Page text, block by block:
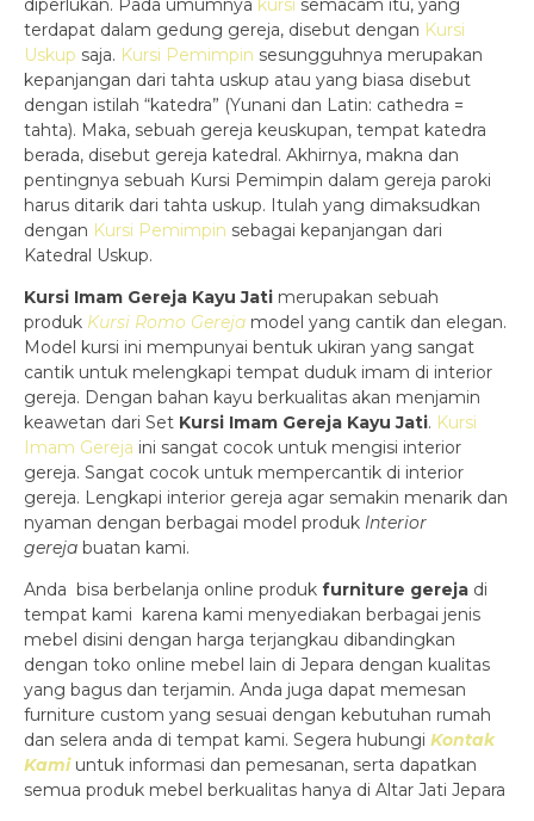
diperlukan. Pada umumnya kursi semacam itu, yang
terdapat dalam gedung gereja, disebut dengan Kursi
Uskup saja. Kursi Pemimpin sesungguhnya merupakan
kepanjangan dari tahta uskup atau yang biasa disebut
dengan istilah “katedra” (Yunani dan Latin: cathedra =
tahta). Maka, sebuah gereja keuskupan, tempat katedra
berada, disebut gereja katedral. Akhirnya, makna dan
pentingnya sebuah Kursi Pemimpin dalam gereja paroki
harus ditarik dari tahta uskup. Itulah yang dimaksudkan
dengan Kursi Pemimpin sebagai kepanjangan dari
Katedral Uskup.
Kursi Imam Gereja Kayu Jati merupakan sebuah
produk Kursi Romo Gereja model yang cantik dan elegan.
Model kursi ini mempunyai bentuk ukiran yang sangat
cantik untuk melengkapi tempat duduk imam di interior
gereja. Dengan bahan kayu berkualitas akan menjamin
keawetan dari Set Kursi Imam Gereja Kayu Jati. Kursi
Imam Gereja ini sangat cocok untuk mengisi interior
gereja. Sangat cocok untuk mempercantik di interior
gereja. Lengkapi interior gereja agar semakin menarik dan
nyaman dengan berbagai model produk Interior
gereja buatan kami.
Anda bisa berbelanja online produk furniture gereja di
tempat kami karena kami menyediakan berbagai jenis
mebel disini dengan harga terjangkau dibandingkan
dengan toko online mebel lain di Jepara dengan kualitas
yang bagus dan terjamin. Anda juga dapat memesan
furniture custom yang sesuai dengan kebutuhan rumah
dan selera anda di tempat kami. Segera hubungi Kontak
Kamiuntuk informasi dan pemesanan, serta dapatkan
semua produk mebel berkualitas hanya di Altar Jati Jepara